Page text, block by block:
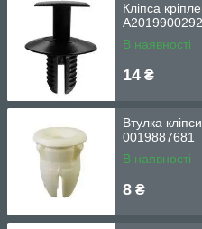
Кліпса
В наявності
14 ₴
Втулка
0019887681
В наявності
8 ₴